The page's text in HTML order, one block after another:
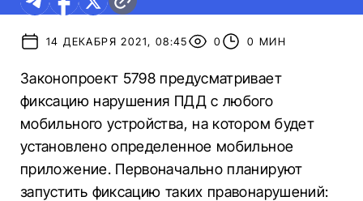
14 ДЕКАБРЯ 2021, 08:45 0 0 МИН
Законопроект 5798 предусматривает
фиксацию нарушения ПДД с любого
мобильного устройства, на котором будет
установлено определенное мобильное
приложение. Первоначально планируют
запустить фиксацию таких правонарушений: